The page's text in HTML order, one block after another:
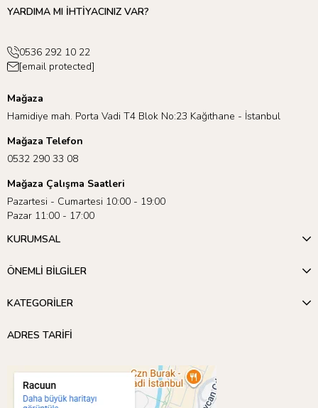
YARDIMA MI İHTİYACINIZ VAR?
0536 292 10 22
[email protected]
Mağaza
Hamidiye mah. Porta Vadi T4 Blok No:23 Kağıthane - İstanbul
Mağaza Telefon
0532 290 33 08
Mağaza Çalışma Saatleri
Pazartesi - Cumartesi 10:00 - 19:00
Pazar 11:00 - 17:00
KURUMSAL
ÖNEMLİ BİLGİLER
KATEGORİLER
ADRES TARİFİ